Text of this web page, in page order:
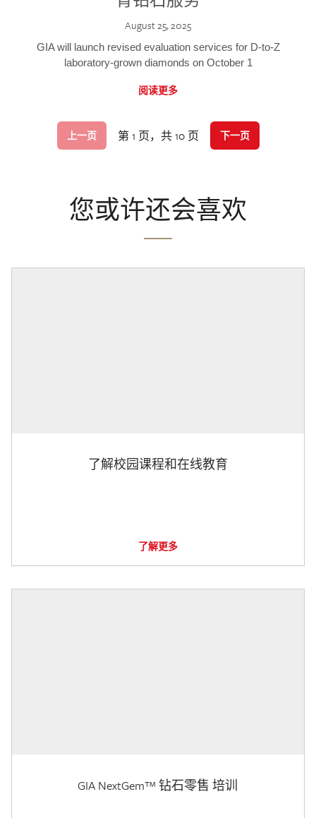
August 25, 2025
GIA will launch revised evaluation services for D-to-Z
laboratory-grown diamonds on October 1
阅读更多
上一页 第 1 页，共 10 页 下一页
您或许还会喜欢
了解校园课程和在线教育
了解更多
GIA NextGem™ 钻石零售 培训